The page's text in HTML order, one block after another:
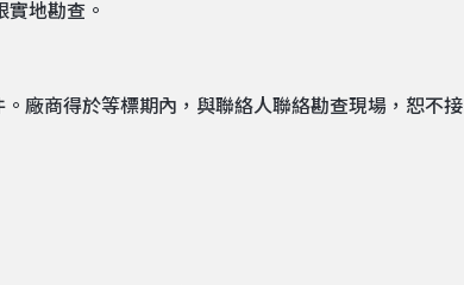
地勘查。
廠商得於等標期內，與聯絡人聯絡勘查現場，恕不接